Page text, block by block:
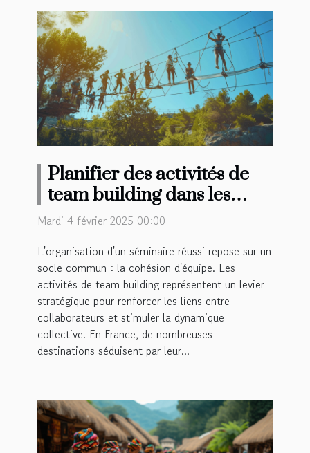
Planifier des activités de
team building dans les
destinations les plus
en France
Mardi 4 février 2025 00:00
L'organisation d'un séminaire réussi repose sur un
socle commun : la cohésion d'équipe. Les
activités de team building représentent un levier
stratégique pour renforcer les liens entre
collaborateurs et stimuler la dynamique
collective. En France, de nombreuses
destinations séduisent par leur...